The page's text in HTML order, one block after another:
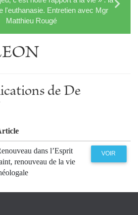
l'euthanasie. Entretien avec Mgr
Matthieu Rougé
de De
dans l’Esprit
renouveau de la vie
VOIR